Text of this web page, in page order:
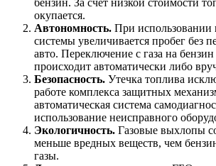
бензин. За счёт низкой стоимости
окупается.
Автономность. При использовании
системы увеличивается пробег без
авто. Переключение с газа на
происходит автоматически либо
Безопасность. Утечка топлива
работе комплекса защитных
автоматическая система
использование неисправного
Экологичность. Газовые выхлопы
меньше вредных веществ, чем
газы.